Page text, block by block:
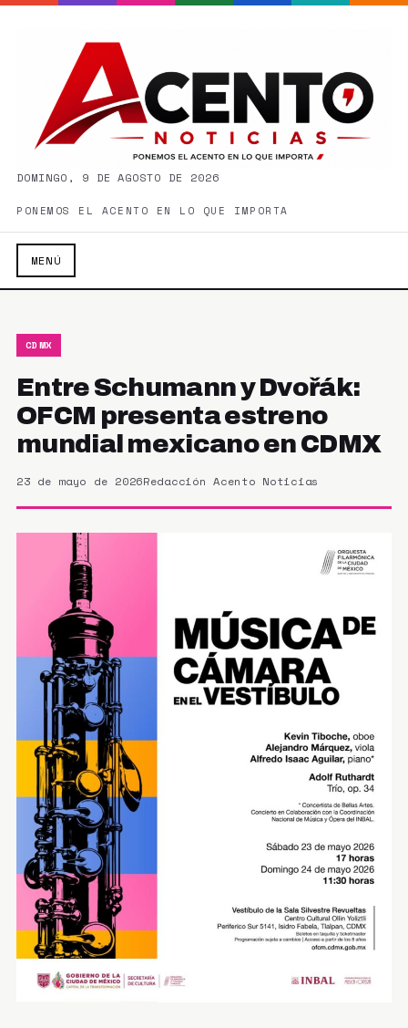
DOMINGO, 9 DE AGOSTO DE 2026
PONEMOS EL ACENTO EN LO QUE IMPORTA
MENÚ
CDMX
Entre Schumann y Dvořák:
OFCM presenta estreno
mundial mexicano en CDMX
23 de mayo de 2026Redacción Acento Noticias